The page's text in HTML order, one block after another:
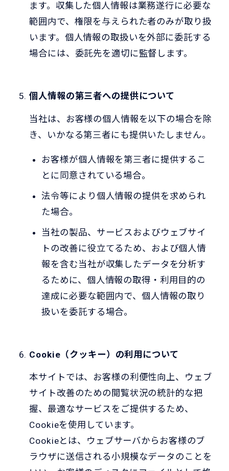
ます。収集した個人情報は業務遂行に必要な
範囲内で、権限を与えられた者のみが取り扱
います。個人情報の取扱いを外部に委託する
場合には、委託先を適切に監督します。
個人情報の第三者への提供について
当社は、お客様の個人情報を以下の場合を除
き、いかなる第三者にも提供いたしません。
お客様が個人情報を第三者に提供するこ
とに同意されている場合。
法令等により個人情報の提供を求められ
た場合。
当社の製品、サービスおよびウェブサイ
トの改善に役立てるため、および個人情
報を含む当社が収集したデータを分析す
るために、個人情報の取得・利用目的の
達成に必要な範囲内で、個人情報の取り
扱いを委託する場合。
Cookie（クッキー）の利用について
本サイトでは、お客様の利便性向上、ウェブ
サイト改善のための閲覧状況の統計的な把
握、最適なサービスをご提供するため、
Cookieを使用しています。
Cookieとは、ウェブサーバからお客様のブ
ラウザに送信される小規模なデータのことを